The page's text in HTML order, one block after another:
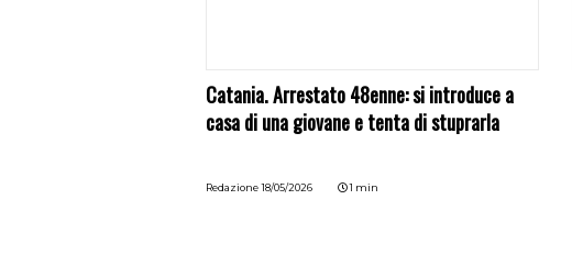
Catania. Arrestato 48enne: si introduce a
casa di una giovane e tenta di stuprarla
Redazione 18/05/2026 1 min